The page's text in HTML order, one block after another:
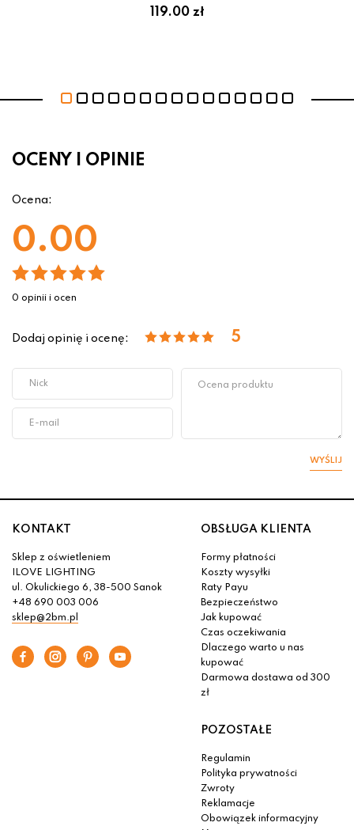
119.00 zł
OCENY I OPINIE
Ocena:
0.00
0 opinii i ocen
Dodaj opinię i ocenę: 5
WYŚLIJ
KONTAKT
Sklep z oświetleniem
ILOVE LIGHTING
ul. Okulickiego 6, 38-500 Sanok
+48 690 003 006
sklep@2bm.pl
OBSŁUGA KLIENTA
Formy płatności
Koszty wysyłki
Raty Payu
Bezpieczeństwo
Jak kupować
Czas oczekiwania
Dlaczego warto u nas
kupować
Darmowa dostawa od 300
zł
POZOSTAŁE
Regulamin
Polityka prywatności
Zwroty
Reklamacje
Obowiązek informacyjny